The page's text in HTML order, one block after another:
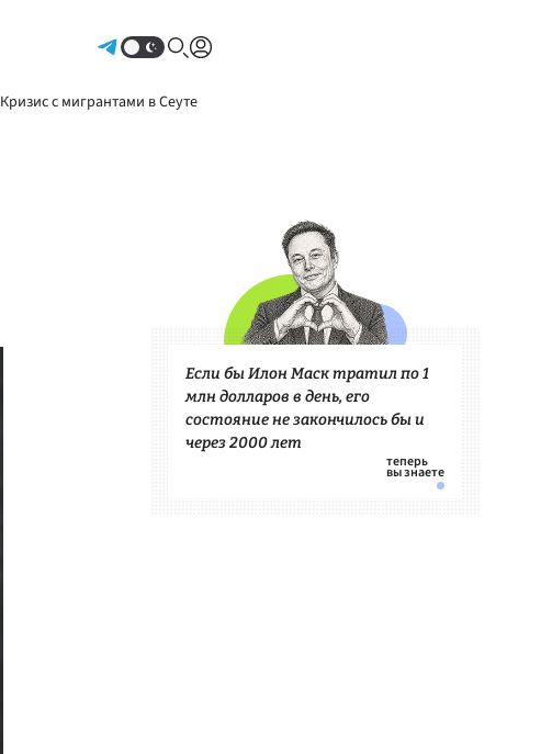
Кризис с мигрантами в Сеуте
Если бы Илон Маск тратил по 1
млн долларов в день, его
состояние не закончилось бы и
через 2000 лет